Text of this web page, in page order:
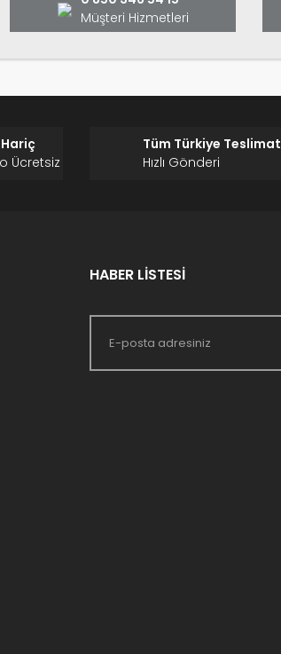
olmalı.Müşteri Hizmetleri
Ücretsiz
Tüm Türkiye Teslimat
Hızlı Gönderi
HABER LİSTESİ